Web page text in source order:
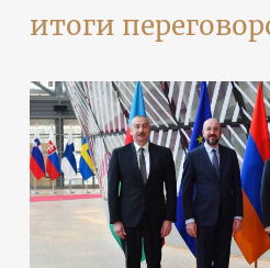
итоги